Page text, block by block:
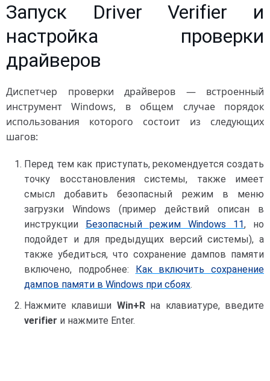
Запуск Driver Verifier и
настройка проверки
драйверов
Диспетчер проверки драйверов — встроенный
инструмент Windows, в общем случае порядок
использования которого состоит из следующих
шагов:
Перед тем как приступать, рекомендуется создать
точку восстановления системы, также имеет
смысл добавить безопасный режим в меню
загрузки Windows (пример действий описан в
инструкции Безопасный режим Windows 11, но
подойдет и для предыдущих версий системы), а
также убедиться, что сохранение дампов памяти
включено, подробнее: Как включить сохранение
дампов памяти в Windows при сбоях.
Нажмите клавиши Win+Rна клавиатуре, введите
verifier и нажмите Enter.